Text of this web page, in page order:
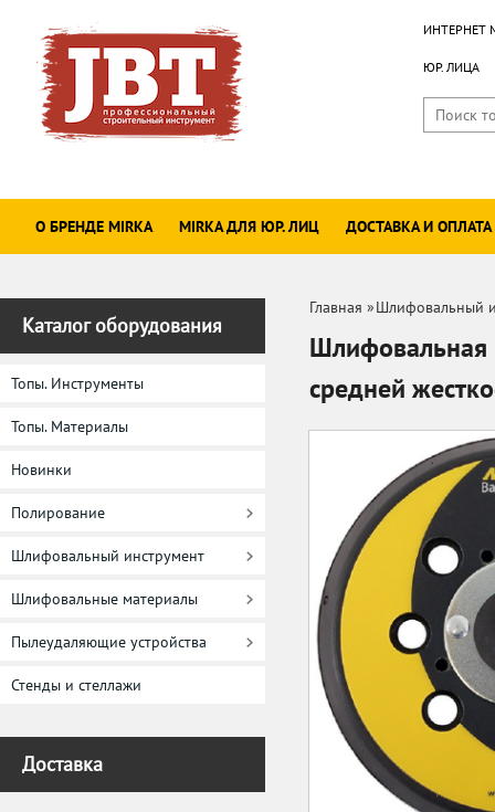
ИНТЕРНЕТ
ЮР. ЛИЦА
О БРЕНДЕ MIRKA MIRKA ДЛЯ ЮР. ЛИЦ ДОСТАВКА И ОПЛАТА
Каталог оборудования
Топы. Инструменты
Топы. Материалы
Новинки
Полирование
Шлифовальный инструмент
Шлифовальные материалы
Пылеудаляющие устройства
Стенды и стеллажи
Доставка
Главная »Шлифовальный
средней